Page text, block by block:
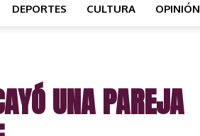
NOTICIAS
DEPORTES CULTURA OPINIÓN
UNA PAREJA